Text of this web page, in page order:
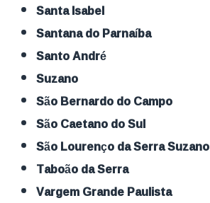
Santa Isabel
Santana do Parnaíba
Santo André
Suzano
São Bernardo do Campo
São Caetano do Sul
São Lourenço da Serra Suzano
Taboão da Serra
Vargem Grande Paulista